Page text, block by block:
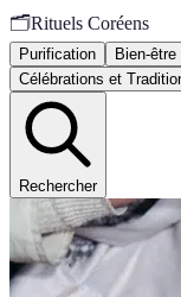
🗂️Rituels Coréens
Purification Bien-être
Célébrations et
Rechercher